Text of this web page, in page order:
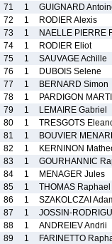
71
1
GUIGNARD
72
1
RODIER Alexis
73
1
NAELLE PIERRE
74
1
RODIER Eliot
75
1
SAUVAGE Achille
76
1
DUBOIS Selene
77
1
BERNARD Simon
78
1
PARDIGON
79
1
LEMAIRE Gabriel
80
1
TRESGOTS
81
1
BOUVIER
82
1
KERNINON
83
1
GOURHANNIC
84
1
MENAGER Jules
85
1
THOMAS Raphael
86
1
SZAKOLCZAI
87
1
JOSSIN-
88
1
ANDREIEV Andrii
89
1
FARINETTO